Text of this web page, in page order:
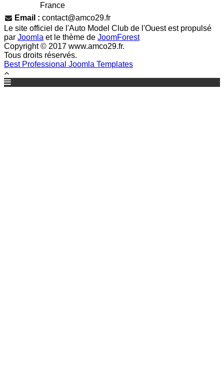
France
Email : contact@amco29.fr
Le site officiel de l'Auto Model Club de l'Ouest est propulsé
par Joomla et le thème de JoomForest
Copyright © 2017 www.amco29.fr.
Tous droits réservés.
Best Professional Joomla Templates